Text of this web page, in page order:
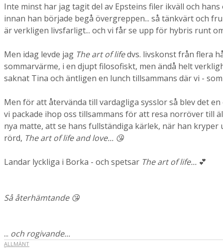
Inte minst har jag tagit del av Epsteins filer ikväll och
innan han började begå övergreppen... så tänkvärt och
är verkligen livsfarligt... och vi får se upp för hybris runt
Men idag levde jag The art of lifedvs. livskonst från flera
sommarvärme, i en djupt filosofiskt, men ändå helt
saknat Tina och äntligen en lunch tillsammans där vi -
Men för att återvända till vardagliga sysslor så blev det
vi packade ihop oss tillsammans för att resa norröver till
nya matte, att se hans fullständiga kärlek, när han
rörd, The art of life and love... 😘
Landar lyckliga i Borka - och spetsar The art of life... 💕
Så återhämtande 😘
... och rogivande...
ALLMÄNT